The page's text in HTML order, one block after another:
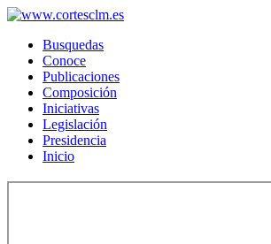
Busquedas
Conoce
Publicaciones
Composición
Iniciativas
Legislación
Presidencia
Inicio